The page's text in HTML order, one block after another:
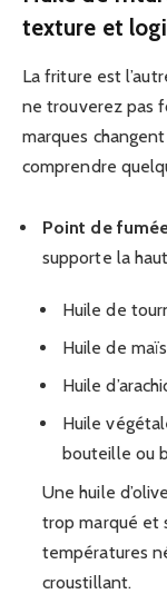
texture et
La friture est
ne trouverez pas
marques changent
comprendre
Point de
supporte la
Huile de
Huile de maïs
Huile
Huile
bouteille ou
Une huile
trop marqué et
températures
croustillant.